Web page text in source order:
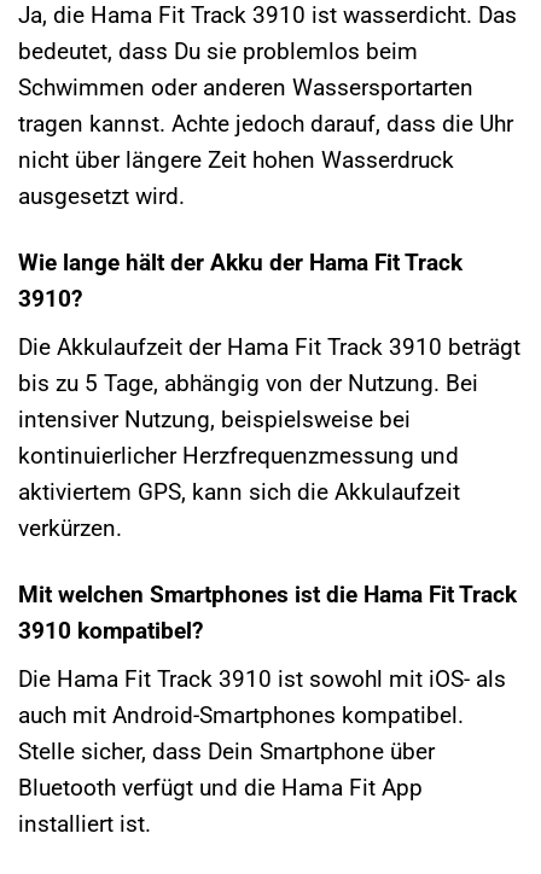
Ja, die Hama Fit Track 3910 ist wasserdicht. Das
bedeutet, dass Du sie problemlos beim
Schwimmen oder anderen Wassersportarten
tragen kannst. Achte jedoch darauf, dass die Uhr
nicht über längere Zeit hohen Wasserdruck
ausgesetzt wird.
Wie lange hält der Akku der Hama Fit Track
3910?
Die Akkulaufzeit der Hama Fit Track 3910 beträgt
bis zu 5 Tage, abhängig von der Nutzung. Bei
intensiver Nutzung, beispielsweise bei
kontinuierlicher Herzfrequenzmessung und
aktiviertem GPS, kann sich die Akkulaufzeit
verkürzen.
Mit welchen Smartphones ist die Hama Fit Track
3910 kompatibel?
Die Hama Fit Track 3910 ist sowohl mit iOS- als
auch mit Android-Smartphones kompatibel.
Stelle sicher, dass Dein Smartphone über
Bluetooth verfügt und die Hama Fit App
installiert ist.